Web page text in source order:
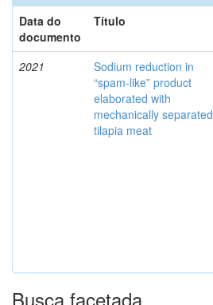
Data do
documento
Título
2021
Sodium reduction in
“spam-like” product
elaborated with
mechanically separated
tilapia meat
Busca facetada